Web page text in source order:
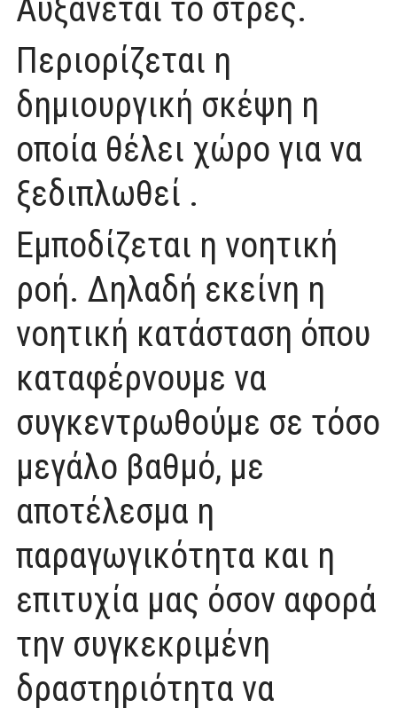
Αυξάνεται το στρες.
Περιορίζεται η
δημιουργική σκέψη η
οποία θέλει χώρο για να
ξεδιπλωθεί .
Εμποδίζεται η νοητική
ροή. Δηλαδή εκείνη η
νοητική κατάσταση όπου
καταφέρνουμε να
συγκεντρωθούμε σε τόσο
μεγάλο βαθμό, με
αποτέλεσμα η
παραγωγικότητα και η
επιτυχία μας όσον αφορά
την συγκεκριμένη
δραστηριότητα να